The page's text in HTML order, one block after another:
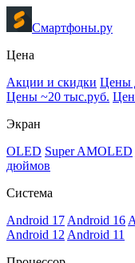
Смартфоны.ру
Цена
Акции и скидки Цены
Цены ~20 тыс.руб.
Экран
OLED Super AMOLED
дюймов
Система
Android 17 Android 16
Android 12 Android 11